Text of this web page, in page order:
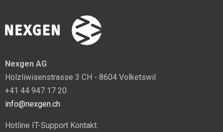
Nexgen AG
Hölzliwisenstrasse 3 CH - 8604 Volketswil
+41 44 947 17 20
info@nexgen.ch
Hotline IT-Support Kontakt: